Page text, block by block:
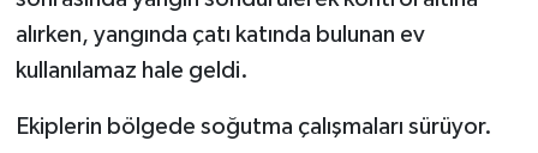
alırken, yangında çatı katında bulunan ev
kullanılamaz hale geldi.
Ekiplerin bölgede soğutma çalışmaları sürüyor.